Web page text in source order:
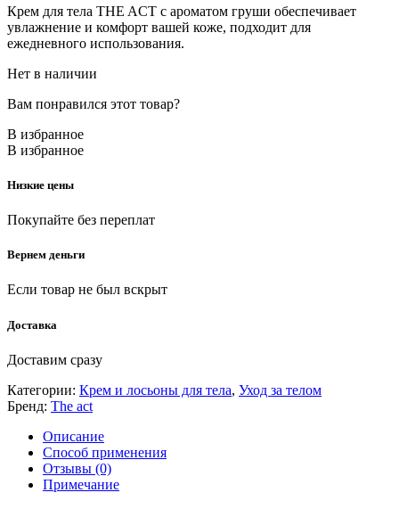
Крем для тела THE ACT с ароматом груши обеспечивает
увлажнение и комфорт вашей коже, подходит для
ежедневного использования.
Нет в наличии
Вам понравился этот товар?
В избранное
В избранное
Низкие цены
Покупайте без переплат
Вернем деньги
Если товар не был вскрыт
Доставка
Доставим сразу
Категории: Крем и лосьоны для тела, Уход за телом
Бренд: The act
Описание
Способ применения
Отзывы (0)
Примечание